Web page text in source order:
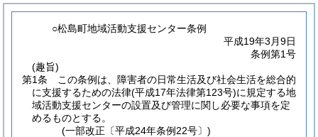
○松島町地域活動支援センター条例
平成19年3月9日
条例第1号
(趣旨)
第1条
この条例は、障害者の日常生活及び社会生活を総合的
に支援するための法律(平成17年法律第123号)に規定する地
域活動支援センターの設置及び管理に関し必要な事項を定
めるものとする。
(一部改正〔平成24年条例22号〕)